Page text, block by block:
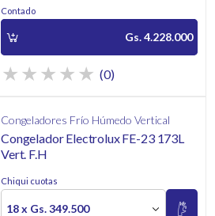
Contado
Gs. 4.228.000
(0)
Congeladores Frío Húmedo Vertical
Congelador Electrolux FE-23 173L
Vert. F.H
Chiqui cuotas
18 x Gs. 349.500